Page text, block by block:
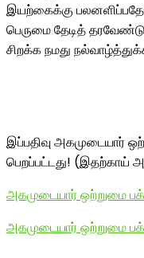
இயற்கைக்கு
பெருமை தேடித்
சிறக்க நமது
இப்பதிவு அகமுடையார்
பெறப்பட்டது! (இதற்காய்
அகமுடையார் ஒற்றுமை
அகமுடையார் ஒற்றுமை